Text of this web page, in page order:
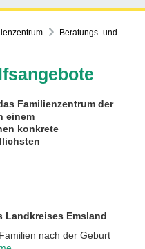
Beratungs- und
Familienzentrum der
einem
konkrete
Landkreises Emsland
nach der Geburt